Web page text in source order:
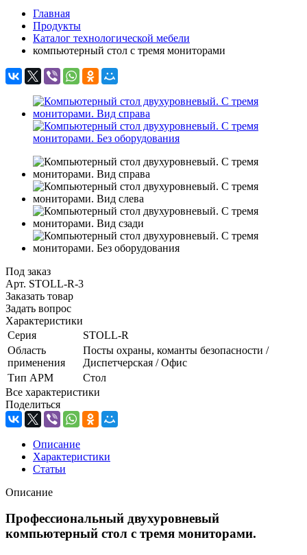
Главная
Продукты
Каталог технологической мебели
компьютерный стол с тремя мониторами
Под заказ
Арт. STOLL-R-3
Заказать товар
Задать вопрос
Характеристики
Серия
STOLL-R
Область
применения
Посты охраны, команты безопасности /
Диспетчерская / Офис
Тип АРМ
Стол
Все характеристики
Поделиться
Описание
Характеристики
Статьи
Описание
Профессиональный двухуровневый
компьютерный стол с тремя мониторами.